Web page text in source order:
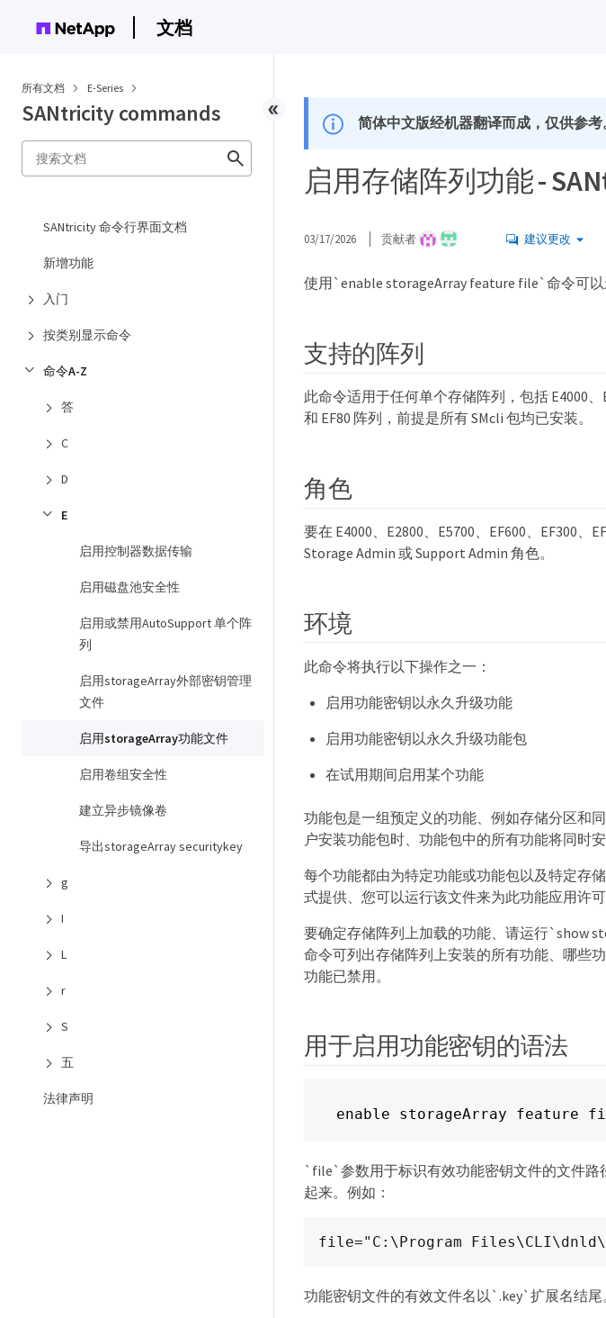
文档
所有文档 E-Series
SANtricity commands
SANtricity 命令行界面文档
新增功能
入门
按类别显示命令
命令A-Z
答
C
D
E
启用控制器数据传输
启用磁盘池安全性
启用或禁用AutoSupport 单个阵
列
启用storageArray外部密钥管理
文件
启用storageArray功能文件
启用卷组安全性
建立异步镜像卷
导出storageArray securitykey
g
I
L
r
S
五
法律声明
简体中文版经机器翻译而成，仅供参
启用存储阵列功能 -
03/17/2026 贡献者 建议更改
使用`enable storageArray feature file`命令可
支持的阵列
此命令适用于任何单个存储阵列，包括 E4000、
和 EF80 阵列，前提是所有 SMcli 包均已安装。
角色
要在 E4000、E2800、E5700、EF600、EF300
Storage Admin 或 Support Admin 角色。
环境
此命令将执行以下操作之一：
启用功能密钥以永久升级功能
启用功能密钥以永久升级功能包
在试用期间启用某个功能
功能包是一组预定义的功能、例如存储分区和
户安装功能包时、功能包中的所有功能将同时安
每个功能都由为特定功能或功能包以及特定存
式提供、您可以运行该文件来为此功能应用许可
要确定存储阵列上加载的功能、请运行`show
命令可列出存储阵列上安装的所有功能、哪些
功能已禁用。
用于启用功能密钥的语法
enable storageArray feature
`file`参数用于标识有效功能密钥文件的文件路
起来。例如：
file="C:\Program
功能密钥文件的有效文件名以`.key`扩展名结尾